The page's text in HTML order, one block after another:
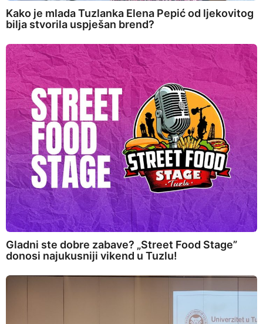
Kako je mlada Tuzlanka Elena Pepić od ljekovitog
bilja stvorila uspješan brend?
Gladni ste dobre zabave? „Street Food Stage”
donosi najukusniji vikend u Tuzlu!